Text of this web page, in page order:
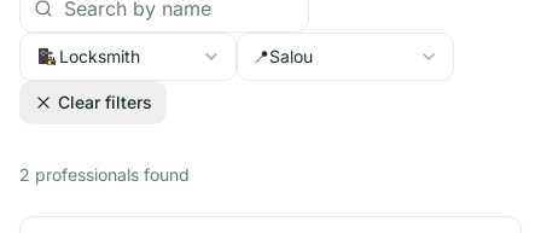
Locksmith 📍Salou
Clear filters
2 professionals found